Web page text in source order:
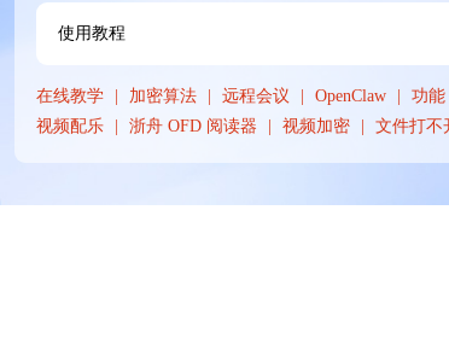
在线教学 加密算法 远程会议 OpenClaw 功能
视频配乐
浙舟 OFD 阅读器 视频加密 文件打不